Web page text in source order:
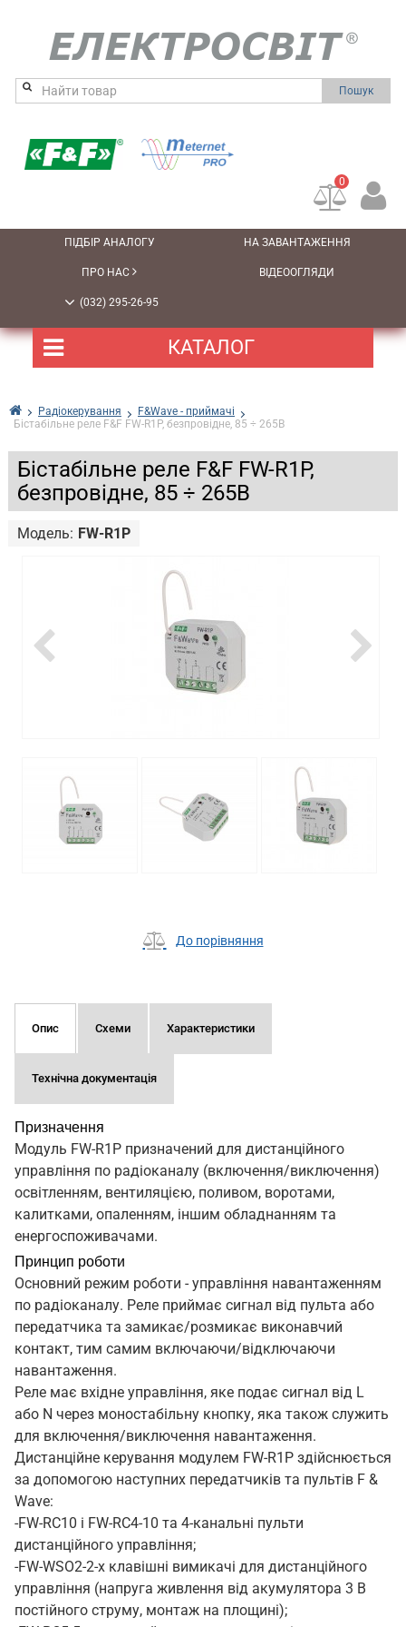
Пошук
0
КАТАЛОГ
ПІДБІР АНАЛОГУ НА ЗАВАНТАЖЕННЯ
ПРО НАС ВІДЕООГЛЯДИ
(032) 295-26-95
Радіокерування
F&Wave - приймачі
Бістабільне реле F&F FW-R1P, безпровідне, 85 ÷ 265В
Бістабільне реле F&F FW-R1P,
безпровідне, 85 ÷ 265В
Модель: FW-R1P
До порівняння
Опис Схеми Характеристики
Технічна документація
Призначення
Модуль FW-R1P призначений для дистанційного
управління по радіоканалу (включення/виключення)
освітленням, вентиляцією, поливом, воротами,
калитками, опаленням, іншим обладнанням та
енергоспоживачами.
Принцип роботи
Основний режим роботи - управління навантаженням
по радіоканалу. Реле приймає сигнал від пульта або
передатчика та замикає/розмикає виконавчий
контакт, тим самим включаючи/відключаючи
навантаження.
Реле має вхідне управління, яке подає сигнал від L
або N через моностабільну кнопку, яка також служить
для включення/виключення навантаження.
Дистанційне керування модулем FW-R1P здійснюється
за допомогою наступних передатчиків та пультів F &
Wave:
-FW-RC10 і FW-RC4-10 та 4-канальні пульти
дистанційного управління;
-FW-WSO2-2-х клавішні вимикачі для дистанційного
управління (напруга живлення від акумулятора 3 В
постійного струму, монтаж на площині);